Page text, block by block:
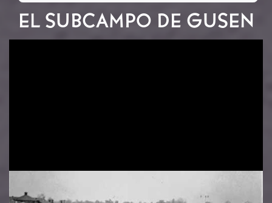
EL SUBCAMPO DE GUSEN